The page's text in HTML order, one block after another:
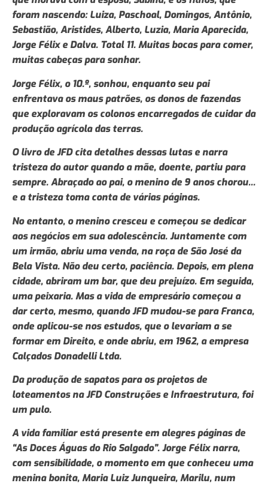
foram nascendo: Luiza, Paschoal, Domingos, Antônio,
Sebastião, Aristides, Alberto, Luzia, Maria Aparecida,
Jorge Félix e Dalva. Total 11. Muitas bocas para comer,
muitas cabeças para sonhar.
Jorge Félix, o 10.º, sonhou, enquanto seu pai
enfrentava os maus patrões, os donos de fazendas
que exploravam os colonos encarregados de cuidar da
produção agrícola das terras.
O livro de JFD cita detalhes dessas lutas e narra
tristeza do autor quando a mãe, doente, partiu para
sempre. Abraçado ao pai, o menino de 9 anos chorou...
e a tristeza toma conta de várias páginas.
No entanto, o menino cresceu e começou se dedicar
aos negócios em sua adolescência. Juntamente com
um irmão, abriu uma venda, na roça de São José da
Bela Vista. Não deu certo, paciência. Depois, em plena
cidade, abriram um bar, que deu prejuízo. Em seguida,
uma peixaria. Mas a vida de empresário começou a
dar certo, mesmo, quando JFD mudou-se para Franca,
onde aplicou-se nos estudos, que o levariam a se
formar em Direito, e onde abriu, em 1962, a empresa
Calçados Donadelli Ltda.
Da produção de sapatos para os projetos de
loteamentos na JFD Construções e Infraestrutura, foi
um pulo.
A vida familiar está presente em alegres páginas de
“As Doces Águas do Rio Salgado”. Jorge Félix narra,
com sensibilidade, o momento em que conheceu uma
menina bonita, Maria Luiz Junqueira, Marilu, num